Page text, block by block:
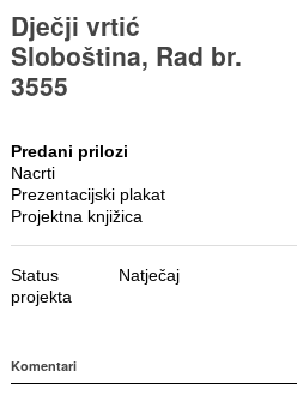
Dječji vrtić
Sloboština, Rad br.
3555
Predani prilozi
Nacrti
Prezentacijski plakat
Projektna knjižica
Status
projekta
Natječaj
Komentari